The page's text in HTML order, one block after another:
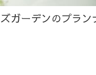
ガーデンのプラ